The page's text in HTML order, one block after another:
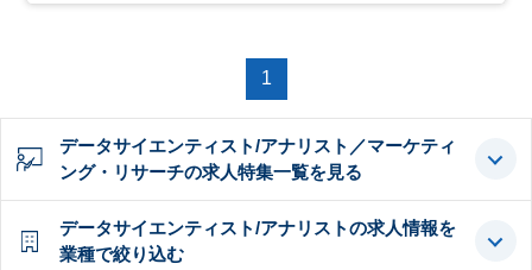
1
データサイエンティスト/アナリスト／マーケティ
ング・リサーチの求人特集一覧を見る
データサイエンティスト/アナリストの求人情報を
業種で絞り込む